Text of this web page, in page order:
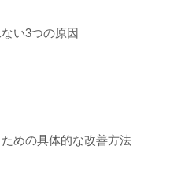
い3つの原因
めの具体的な改善方法